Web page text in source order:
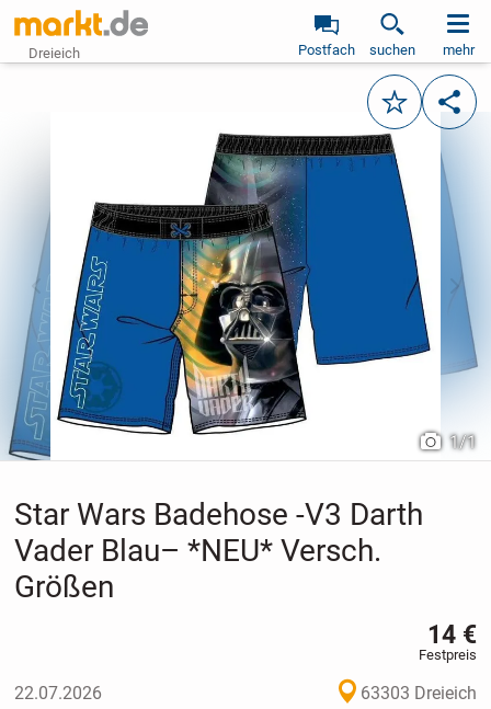
Dreieich Postfach suchen mehr
Merken
vorheriges Bild
1/1
Star Wars Badehose -V3 Darth
Vader Blau– *NEU* Versch.
Größen
14 €
Festpreis
22.07.2026 63303 Dreieich